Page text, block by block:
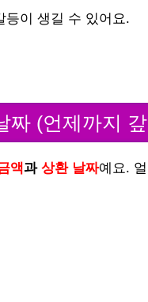
등이 생길 수 있어요.
짜 (언제까지
액과 상환 날짜예요.